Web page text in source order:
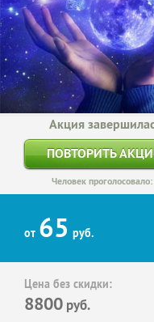
Акция
ПОВТОРИТЬ
Человек
от 65 руб.
Цена без скидки:
8800 руб.